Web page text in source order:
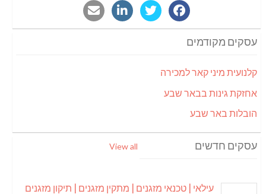
עסקים מקודמים
קלנועית מיני קאר למכירה
אחזקת גינות בבאר שבע
הובלות באר שבע
עסקים חדשים View all
עילאי | טכנאי מזגנים | מתקין מזגנים | תיקון מזגנים